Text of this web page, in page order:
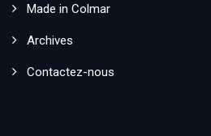
Made in Colmar
Archives
Contactez-nous